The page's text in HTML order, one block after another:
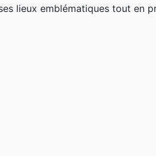
lieux emblématiques tout en